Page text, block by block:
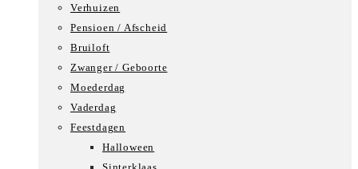
Verhuizen
Pensioen / Afscheid
Bruiloft
Zwanger / Geboorte
Moederdag
Vaderdag
Feestdagen
Halloween